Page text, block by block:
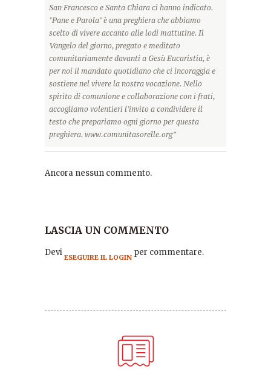
San Francesco e Santa Chiara ci hanno indicato.
"Pane e Parola" è una preghiera che abbiamo
scelto di vivere accanto alle lodi mattutine. Il
Vangelo del giorno, pregato e meditato
comunitariamente davanti a Gesù Eucaristia, è
per noi il mandato quotidiano che ci incoraggia e
sostiene nel vivere la nostra vocazione. Nello
spirito di comunione e collaborazione con i frati,
accogliamo volentieri l'invito a condividere il
testo che prepariamo ogni giorno per questa
preghiera. www.comunitasorelle.org”
Ancora nessun commento.
LASCIA UN COMMENTO
Devi ESEGUIRE IL LOGIN per commentare.